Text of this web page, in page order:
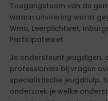
Toegangsteam van de
waarin uitvoering wordt
Wmo, Leerplichtwet,
Participatiewet.
Je ondersteunt jeugdigen,
professionals bij vragen
specialistische jeugdhulp.
onderzoek je welke